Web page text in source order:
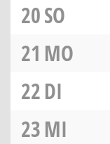
20SO
21 MO
22DI
23MI